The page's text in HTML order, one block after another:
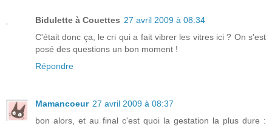
Bidulette à Couettes 27 avril 2009 à 08:34
C'était donc ça, le cri qui a fait vibrer les vitres ici ? On s'est
posé des questions un bon moment !
Répondre
Mamancoeur 27 avril 2009 à 08:37
bon alors, et au final c'est quoi la gestation la plus dure :